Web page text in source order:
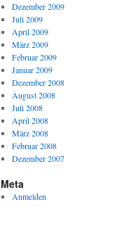
Dezember 2009
Juli 2009
April 2009
März 2009
Februar 2009
Januar 2009
Dezember 2008
August 2008
Juli 2008
April 2008
März 2008
Februar 2008
Dezember 2007
Meta
Anmelden